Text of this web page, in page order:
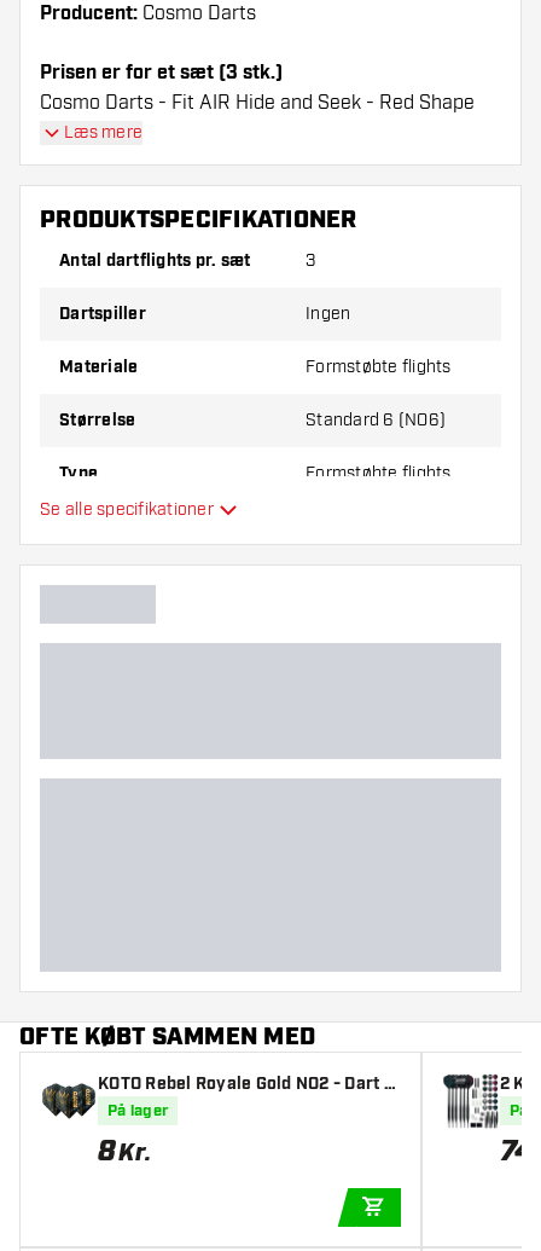
Producent: Cosmo Darts
Prisen er for et sæt (3 stk.)
Cosmo Darts - Fit AIR Hide and Seek - Red Shape
Flights flights har en lang levetid. Disse flights kan
kun bruges sammen med Cosmo Fit Shafts.
Dartshopper-tip!
Sørg for, at du har masser af flights og shafts
knækket ved brug.
anden tykkelse på flights for at finde ud af,
Læs mere
PRODUKTSPECIFIKATIONER
Antal dartflights pr. sæt 3
Dartspiller Ingen
Materiale Formstøbte flights
Størrelse Standard 6 (NO6)
Type Formstøbte flights
Hovedfarve
Se alle specifikationer
OFTE KØBT SAMMEN MED
KOTO Rebel Royale Gold NO2 - Dart Fl
ights
På lager
8Kr.
2
0
På
74